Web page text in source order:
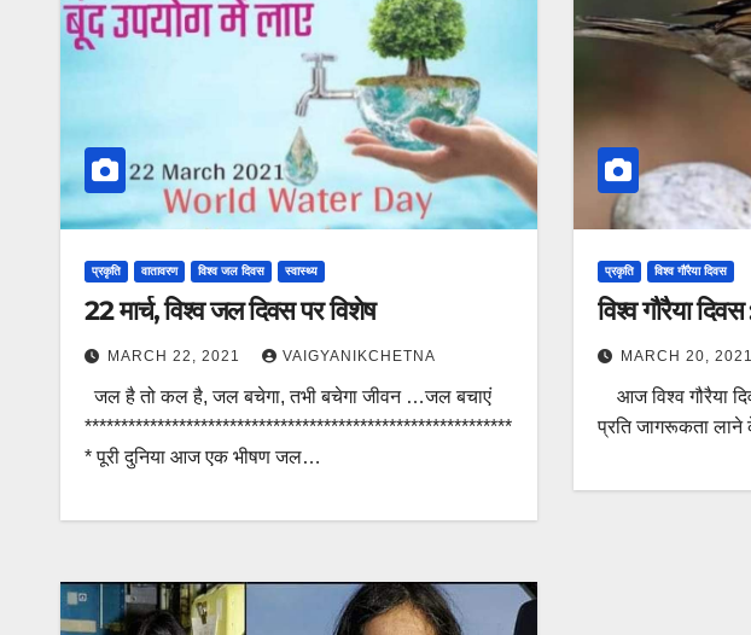
प्रकृति वातावरण विश्व जल दिवस स्वास्थ्य
22 मार्च, विश्व जल दिवस पर विशेष
MARCH 22, 2021 VAIGYANIKCHETNA
जल है तो कल है, जल बचेगा, तभी बचेगा जीवन …जल बचाएं
***********************************************************
* पूरी दुनिया आज एक भीषण जल…
प्रकृति विश्व गौरैया दिवस
विश्व गौरैया
MARCH 20, 2021
आज विश्व गौरैया
प्रति जागरूकता लाने